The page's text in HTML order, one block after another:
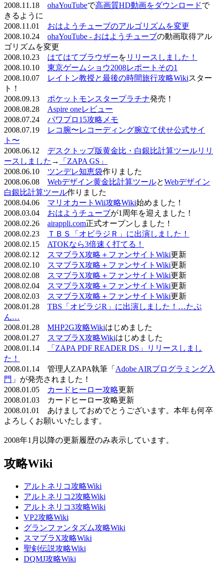
2008.11.18 ohaYouTubeで高画質HD動画をダウンロードで
きるように
2008.11.01 おはようチューブのアルゴリズムを変更
2008.10.24 ohaYouTube - おはようチューブの動画取得アル
ゴリズムを変更
2008.10.23 はてはてブラウザーを リリースしました！
2008.10.10 東京ゲームショウ2008レポートその1
2008.10.07
レイトン教授と最後の時間旅行攻略Wikiスター
ト！
2008.09.13 ポケットモンスタープラチナ発売！
2008.08.28 Aspire oneレビュー
2008.07.24 パワプロ15攻略メモ
2008.07.19
レコ腕〜レコーディング腕立て伏せ公式サイ
ト〜
2008.06.12 デスクトップ版黄金比・白銀比計算ツールリリ
ースしました →
「ZAPA GS」
2008.06.10 ツンデレ知恵袋作りました
2008.06.08 Webデザイン黄金比計算ツールとWebデザイン
白銀比計算ツール作りました
2008.04.06 マリオカートWii攻略Wiki始めました！
2008.03.04 おはようチューブが1周年を迎えました！
2008.02.26 airappli.com正式オープンしました！
2008.02.23
ＴＢＳ「オビラジＲ」に出演しました！
2008.02.15 ATOKなら3倍速く打てる！
2008.02.12
スマブラX攻略＋ファンサイトWiki更新
2008.02.10
スマブラX攻略＋ファンサイトWiki更新
2008.02.08
スマブラX攻略＋ファンサイトWiki更新
2008.02.04
スマブラX攻略＋ファンサイトWiki更新
2008.02.03
スマブラX攻略＋ファンサイトWiki更新
2008.01.28 TBS「オビラジR」に出演しました！…たぶ
ん…
2008.01.28 MHP2G攻略Wikiはじめました
2008.01.27
スマブラX攻略Wikiはじめました
2008.01.14
「ZAPA PDF READER DS」リリースしまし
た！
2008.01.14 管理人ZAPA執筆「 Adobe AIRプログラミング入
門 」が発売されました！
2008.01.05
カードヒーロー攻略更新
2008.01.03 カードヒーロー攻略更新
2008.01.01 あけましておめでとうございます。本年も何卒
よろしくお願いいたします。
2008年1月以降の更新履歴のみ表示しています。
攻略Wiki
アルトネリコ攻略Wiki
アルトネリコ2攻略Wiki
アルトネリコ3攻略Wiki
VP2攻略Wiki
グランファンタズム攻略Wiki
スマブラX攻略Wiki
聖剣伝説攻略Wiki
DQMJ攻略Wiki